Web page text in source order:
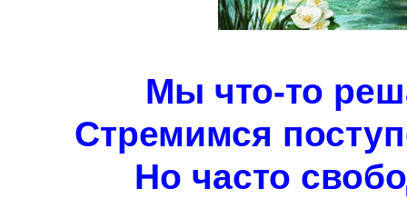
Мы что-то
Стремимся
Но часто